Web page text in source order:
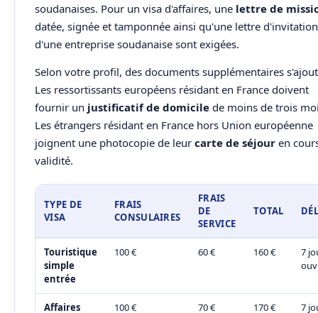
soudanaises. Pour un visa d'affaires, une lettre de
datée, signée et tamponnée ainsi qu'une lettre d'invitation
d'une entreprise soudanaise sont exigées.
Selon votre profil, des documents supplémentaires
Les ressortissants européens résidant en France doivent
fournir un justificatif de domicile de moins de trois
Les étrangers résidant en France hors Union européenne
joignent une photocopie de leur carte de séjour en
validité.
TYPE DE
VISA
FRAIS
CONSULAIRES
FRAIS
DE
SERVICE
TOTAL
Touristique
simple
entrée
100 € 60 € 160 €
7
Affaires
100 € 70 € 170 €
7